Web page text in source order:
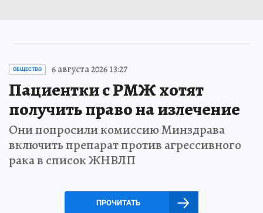
ОБЩЕСТВО 6 августа 2026 13:27
Пациентки с РМЖ хотят
получить право на излечение
Они попросили комиссию Минздрава
включить препарат против агрессивного
рака в список ЖНВЛП
ПРОЧИТАТЬ